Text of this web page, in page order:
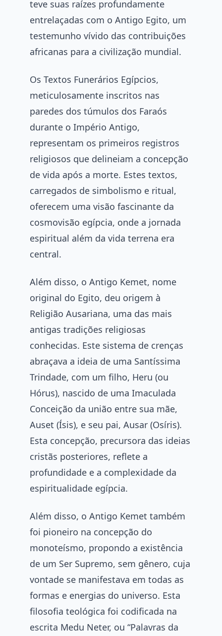
teve suas raízes profundamente
entrelaçadas com o Antigo Egito, um
testemunho vívido das contribuições
africanas para a civilização mundial.
Os Textos Funerários Egípcios,
meticulosamente inscritos nas
paredes dos túmulos dos Faraós
durante o Império Antigo,
representam os primeiros registros
religiosos que delineiam a concepção
de vida após a morte. Estes textos,
carregados de simbolismo e ritual,
oferecem uma visão fascinante da
cosmovisão egípcia, onde a jornada
espiritual além da vida terrena era
central.
Além disso, o Antigo Kemet, nome
original do Egito, deu origem à
Religião Ausariana, uma das mais
antigas tradições religiosas
conhecidas. Este sistema de crenças
abraçava a ideia de uma Santíssima
Trindade, com um filho, Heru (ou
Hórus), nascido de uma Imaculada
Conceição da união entre sua mãe,
Auset (Ísis), e seu pai, Ausar (Osíris).
Esta concepção, precursora das ideias
cristãs posteriores, reflete a
profundidade e a complexidade da
espiritualidade egípcia.
Além disso, o Antigo Kemet também
foi pioneiro na concepção do
monoteísmo, propondo a existência
de um Ser Supremo, sem gênero, cuja
vontade se manifestava em todas as
formas e energias do universo. Esta
filosofia teológica foi codificada na
escrita Medu Neter, ou “Palavras da